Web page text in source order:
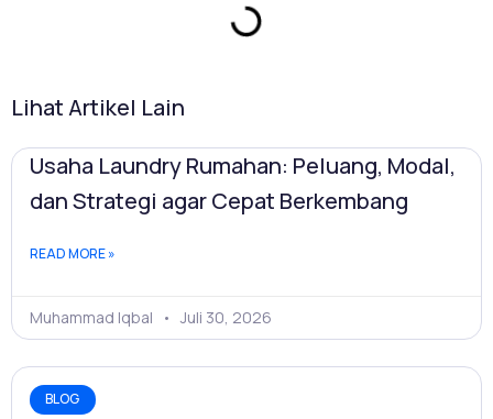
Lihat Artikel Lain
Usaha Laundry Rumahan: Peluang, Modal,
dan Strategi agar Cepat Berkembang
READ MORE »
Muhammad Iqbal Juli 30, 2026
BLOG